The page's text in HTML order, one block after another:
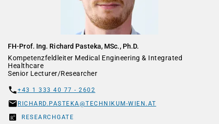
FH-Prof. Ing. Richard Pasteka, MSc., Ph.D.
Kompetenzfeldleiter Medical Engineering & Integrated
Healthcare
Senior Lecturer/Researcher
+43 1 333 40 77 - 2602
RICHARD.PASTEKA@TECHNIKUM-WIEN.AT
RESEARCHGATE